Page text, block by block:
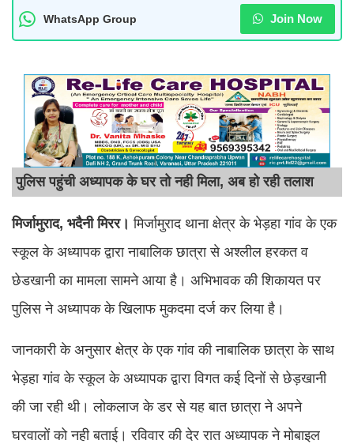
WhatsApp Group Join Now
पुलिस पहुंची अध्यापक के घर तो नही मिला, अब हो रही तलाश
मिर्जामुराद, भदैनी मिरर। मिर्जामुराद थाना क्षेत्र के भेड़हा गांव के एक
स्कूल के अध्यापक द्वारा नाबालिक छात्रा से अश्लील हरकत व
छेडखानी का मामला सामने आया है। अभिभावक की शिकायत पर
पुलिस ने अध्यापक के खिलाफ मुकदमा दर्ज कर लिया है।
जानकारी के अनुसार क्षेत्र के एक गांव की नाबालिक छात्रा के साथ
भेड़हा गांव के स्कूल के अध्यापक द्वारा विगत कई दिनों से छेड़खानी
की जा रही थी। लोकलाज के डर से यह बात छात्रा ने अपने
घरवालों को नही बताई। रविवार की देर रात अध्यापक ने मोबाइल